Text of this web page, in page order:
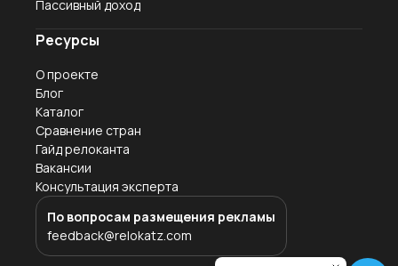
Пассивный доход
Ресурсы
О проекте
Блог
Каталог
Сравнение стран
Гайд релоканта
Вакансии
Консультация эксперта
По вопросам размещения рекламы
feedback@relokatz.com